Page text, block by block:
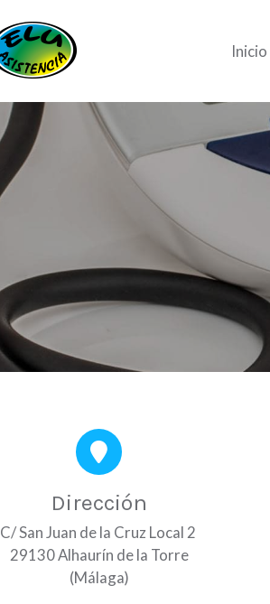
Inicio
Dirección
C/ San Juan de la Cruz Local 2
29130 Alhaurín de la Torre
(Málaga)